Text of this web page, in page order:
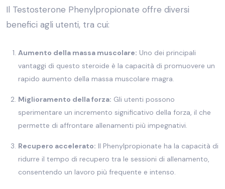
Il Testosterone Phenylpropionate offre diversi
benefici agli utenti, tra cui:
Aumento della massa muscolare: Uno dei principali
vantaggi di questo steroide è la capacità di promuovere un
rapido aumento della massa muscolare magra.
Miglioramento della forza: Gli utenti possono
sperimentare un incremento significativo della forza, il che
permette di affrontare allenamenti più impegnativi.
Recupero accelerato: Il Phenylpropionate ha la capacità di
ridurre il tempo di recupero tra le sessioni di allenamento,
consentendo un lavoro più frequente e intenso.